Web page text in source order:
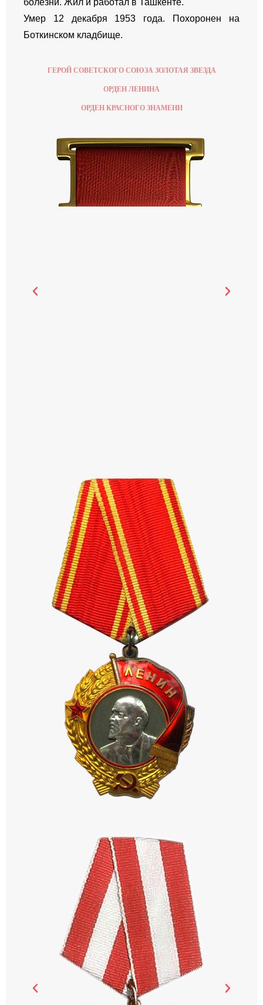
болезни. Жил и работал в Ташкентe.
Умер 12 декабря 1953 года. Похоронен на
Боткинском кладбище.
ГЕРОЙ СОВЕТСКОГО СОЮЗА ЗОЛОТАЯ ЗВЕЗДА
ОРДЕН ЛЕНИНА
ОРДЕН КРАСНОГО ЗНАМЕНИ